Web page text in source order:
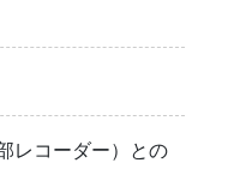
レコーダー）との